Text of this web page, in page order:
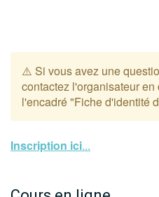
⚠️ Si vous avez une
contactez l'organisateur
l'encadré "Fiche d'identité
Inscription ici...